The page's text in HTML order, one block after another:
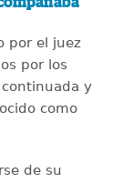
por el juez
por los
y
como
de su